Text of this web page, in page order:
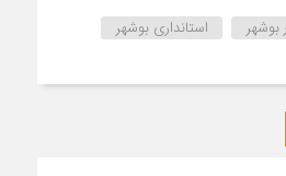
بوشهر
استانداری بوشهر